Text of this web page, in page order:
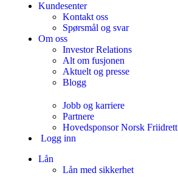
Kundesenter
Kontakt oss
Spørsmål og svar
Om oss
Investor Relations
Alt om fusjonen
Aktuelt og presse
Blogg
Jobb og karriere
Partnere
Hovedsponsor Norsk Friidrett
Logg inn
Lån
Lån med sikkerhet